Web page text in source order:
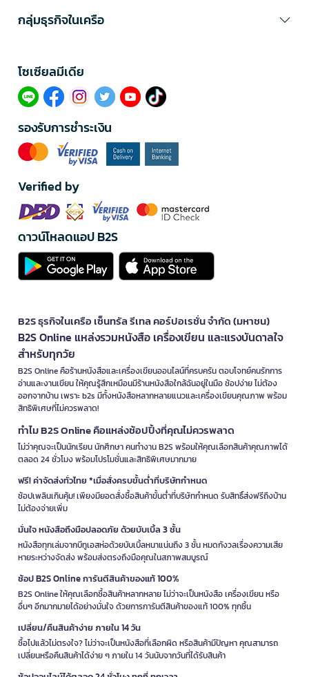
กลุ่มธุรกิจในเครือ
โซเซียลมีเดีย​
รองรับการชำระเงิน
Verified by
ดาวน์โหลดแอป B2S
B2S ธุรกิจในเครือ เซ็นทรัล รีเทล คอร์ปอเรชั่น จำกัด (มหาชน)
B2S Online แหล่งรวมหนังสือ เครื่องเขียน และแรงบันดาลใจ
สำหรับทุกวัย
B2S Online คือร้านหนังสือและเครื่องเขียนออนไลน์ที่ครบครัน ตอบโจทย์คนรักการ
อ่านและงานเขียน ให้คุณรู้สึกเหมือนมีร้านหนังสือใกล้ฉันอยู่ในมือ ช้อปง่าย ไม่ต้อง
ออกจากบ้าน เพราะ b2s มีทั้งหนังสือหลากหลายแนวและเครื่องเขียนคุณภาพ พร้อม
สิทธิพิเศษที่ไม่ควรพลาด!
ทำไม B2S Online คือแหล่งช้อปปิ้งที่คุณไม่ควรพลาด
ไม่ว่าคุณจะเป็นนักเรียน นักศึกษา คนทำงาน B2S พร้อมให้คุณเลือกสินค้าคุณภาพได้
ตลอด 24 ชั่วโมง พร้อมโปรโมชั่นและสิทธิพิเศษมากมาย
ฟรี! ค่าจัดส่งทั่วไทย *เมื่อสั่งครบขั้นต่ำที่บริษัทกำหนด
ช้อปเพลินเกินคุ้ม! เพียงมียอดสั่งซื้อสินค้าขั้นต่ำที่บริษัทกำหนด รับสิทธิ์ส่งฟรีถึงบ้าน
ไม่ต้องจ่ายเพิ่ม
มั่นใจ หนังสือถึงมือปลอดภัย ด้วยบับเบิ้ล 3 ชั้น
หนังสือทุกเล่มจากบีทูเอสห่อด้วยบับเบิ้ลหนาแน่นถึง 3 ชั้น หมดกังวลเรื่องความเสีย
หายระหว่างจัดส่ง พร้อมส่งตรงถึงมือคุณในสภาพสมบูรณ์
ช้อป B2S Online การันตีสินค้าของแท้ 100%
B2S Online ให้คุณเลือกซื้อสินค้าหลากหลาย ไม่ว่าจะเป็นหนังสือ เครื่องเขียน หรือ
อื่นๆ อีกมากมายได้อย่างมั่นใจ ด้วยการการันตีสินค้าของแท้ 100% ทุกชิ้น
เปลี่ยน/คืนสินค้าง่าย ภายใน 14 วัน
ซื้อไปแล้วไม่ตรงใจ? ไม่ว่าจะเป็นหนังสือที่เลือกผิด หรือสินค้ามีปัญหา คุณสามารถ
เปลี่ยนหรือคืนสินค้าได้ง่าย ๆ ภายใน 14 วันนับจากวันที่ได้รับสินค้า